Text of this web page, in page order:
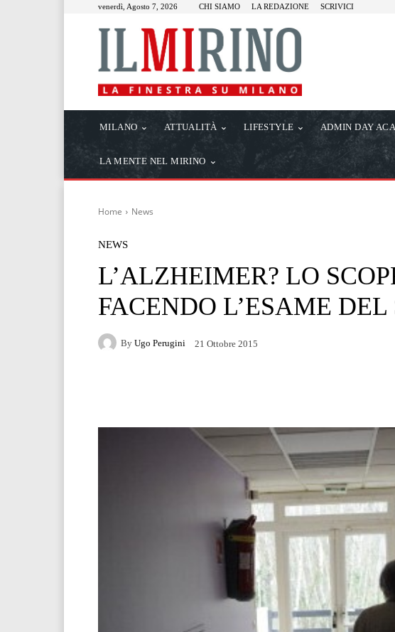
venerdì, Agosto 7, 2026 CHI SIAMO LA REDAZIONE SCRIVICI
MILANO ATTUALITÀ LIFESTYLE ADMIN DAY
LA MENTE NEL MIRINO
Home News
NEWS
L’ALZHEIMER? LO
FACENDO L’ESAME
By Ugo Perugini 21 Ottobre 2015